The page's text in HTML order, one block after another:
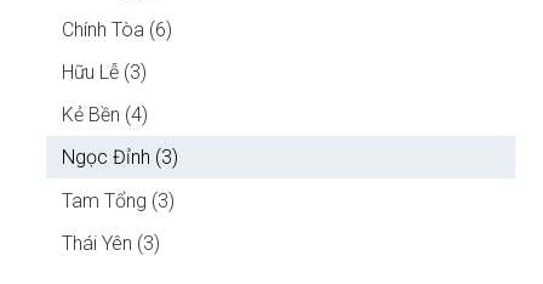
Chính Tòa (6)
Hữu Lễ (3)
Kẻ Bền (4)
Ngọc Đỉnh (3)
Tam Tổng (3)
Thái Yên (3)